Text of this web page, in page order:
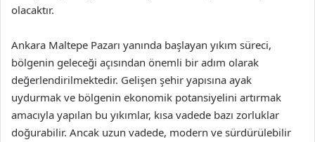
olacaktır.
Ankara Maltepe Pazarı yanında başlayan yıkım süreci,
bölgenin geleceği açısından önemli bir adım olarak
değerlendirilmektedir. Gelişen şehir yapısına ayak
uydurmak ve bölgenin ekonomik potansiyelini artırmak
amacıyla yapılan bu yıkımlar, kısa vadede bazı zorluklar
doğurabilir. Ancak uzun vadede, modern ve sürdürülebilir